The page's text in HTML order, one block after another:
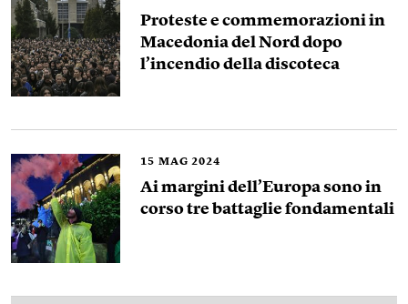
Proteste e commemorazioni in
Macedonia del Nord dopo
l’incendio della discoteca
15 MAG 2024
Ai margini dell’Europa sono in
corso tre battaglie fondamentali